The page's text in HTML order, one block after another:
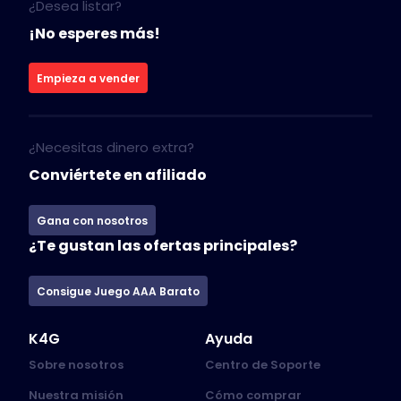
¿Desea listar?
¡No esperes más!
Empieza a vender
¿Necesitas dinero extra?
Conviértete en afiliado
Gana con nosotros
¿Te gustan las ofertas principales?
Consigue Juego AAA Barato
K4G
Sobre nosotros
Nuestra misión
Ayuda
Centro de Soporte
Cómo comprar